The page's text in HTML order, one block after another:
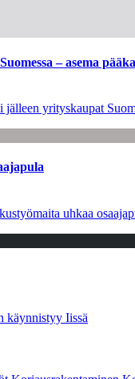
– asema
yrityskaupat
uhkaa
käynnistyy Iissä